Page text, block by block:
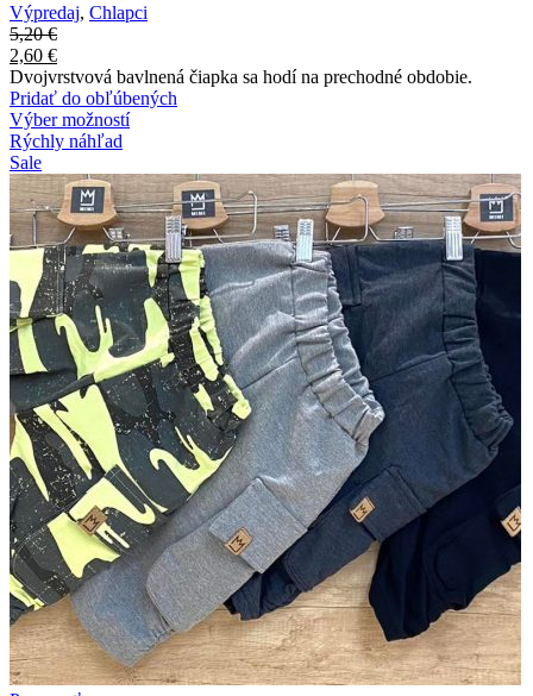
Výpredaj, Chlapci
5,20€
2,60 €
Dvojvrstvová bavlnená čiapka sa hodí na prechodné obdobie.
Pridať do obľúbených
Výber možností
Rýchly náhľad
Sale